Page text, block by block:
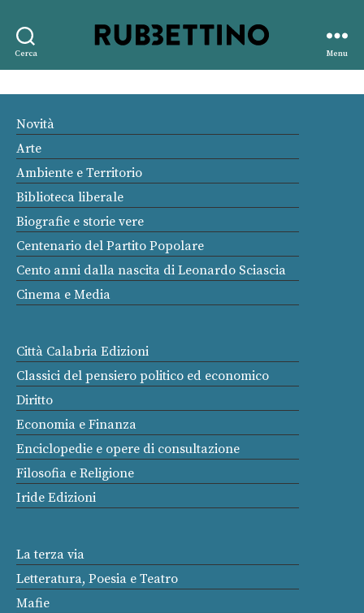
Cerca
editore
Menu
Novità
Arte
Ambiente e Territorio
Biblioteca liberale
Biografie e storie vere
Centenario del Partito Popolare
Cento anni dalla nascita di Leonardo Sciascia
Cinema e Media
Città Calabria Edizioni
Classici del pensiero politico ed economico
Diritto
Economia e Finanza
Enciclopedie e opere di consultazione
Filosofia e Religione
Iride Edizioni
La terza via
Letteratura, Poesia e Teatro
Mafie